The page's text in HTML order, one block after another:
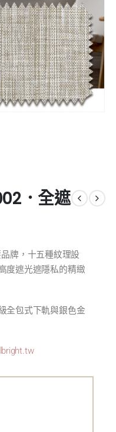
．全遮
牌，十五種紋理設
度遮光遮隱私的精緻
全包式下軌與銀色金